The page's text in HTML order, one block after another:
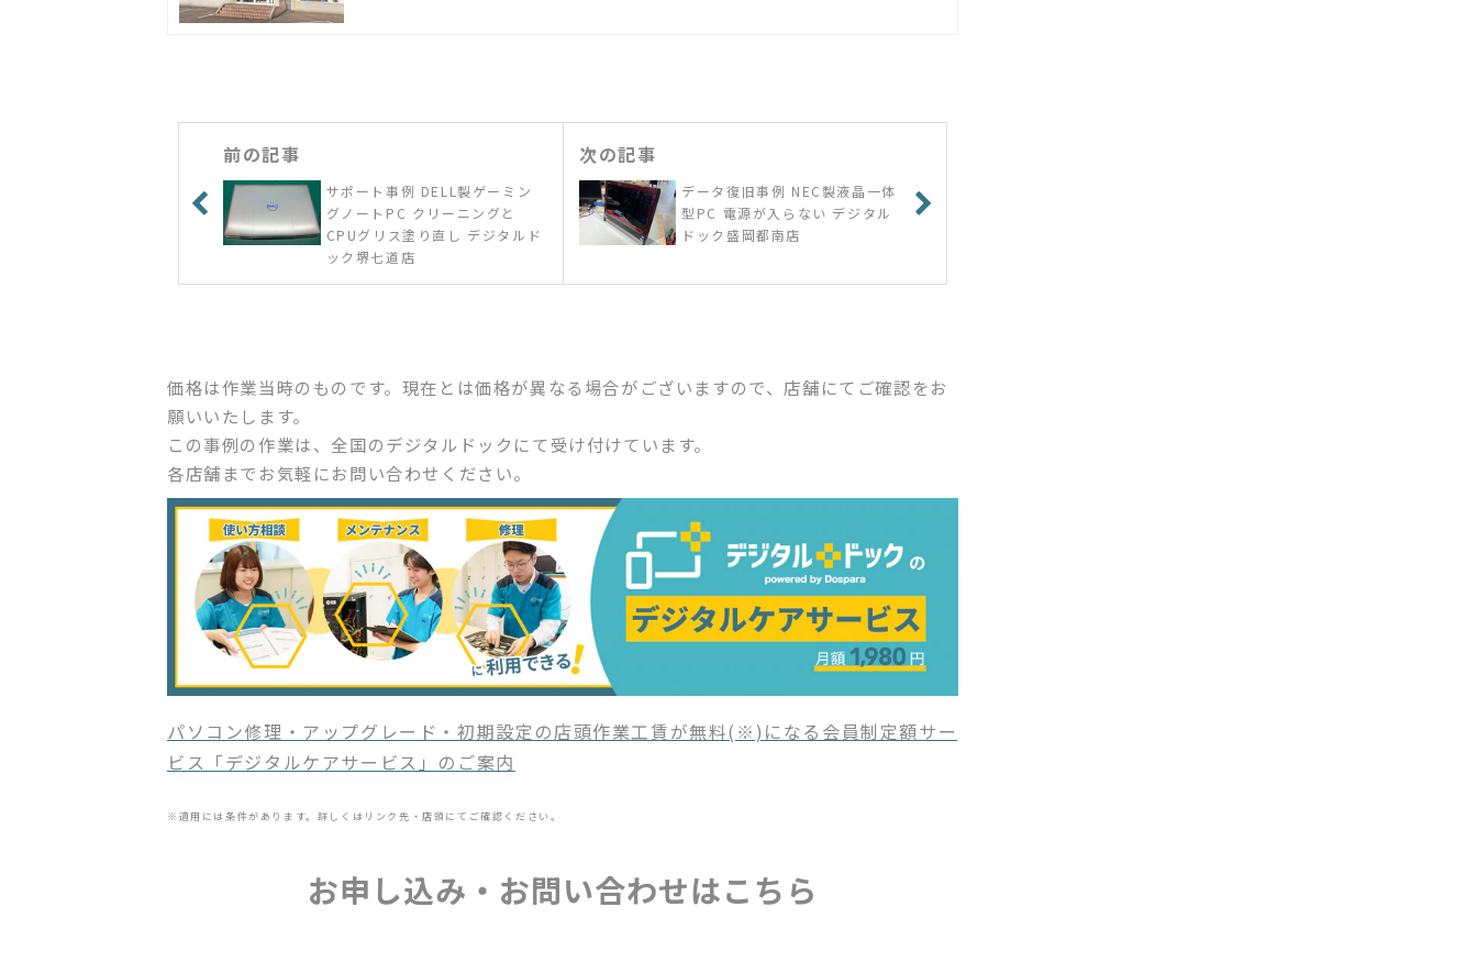
前の記事
サポート事例 DELL製ゲーミン
グノートPC クリーニングと
CPUグリス塗り直し デジタルド
ック堺七道店
次の記事
データ復旧事例 NEC製液晶一体
型PC 電源が入らない デジタル
ドック盛岡都南店
価格は作業当時のものです。現在とは価格が異なる場合がございますので、店舗にてご確認をお
願いいたします。
この事例の作業は、全国のデジタルドックにて受け付けています。
各店舗までお気軽にお問い合わせください。
パソコン修理・アップグレード・初期設定の店頭作業工賃が無料(※)になる会員制定額サー
ビス「デジタルケアサービス」のご案内
※適用には条件があります。詳しくはリンク先・店頭にてご確認ください。
お申し込み・お問い合わせはこちら